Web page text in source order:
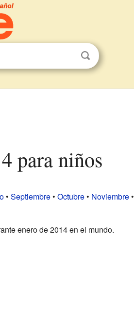
para niños
• Septiembre• Octubre• Noviembre•
enero de 2014 en el mundo.